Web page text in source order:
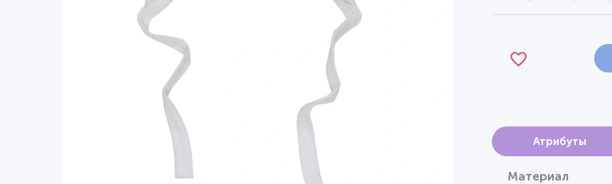
Атрибуты
Материал